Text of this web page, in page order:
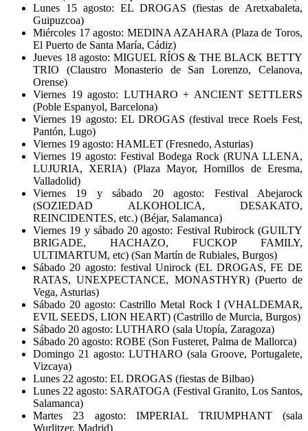
Lunes 15 agosto: EL DROGAS (fiestas de Aretxabaleta,
Guipuzcoa)
Miércoles 17 agosto: MEDINA AZAHARA (Plaza de Toros,
El Puerto de Santa María, Cádiz)
Jueves 18 agosto: MIGUEL RÍOS & THE BLACK BETTY
TRIO (Claustro Monasterio de San Lorenzo, Celanova,
Orense)
Viernes 19 agosto: LUTHARO + ANCIENT SETTLERS
(Poble Espanyol, Barcelona)
Viernes 19 agosto: EL DROGAS (festival trece Roels Fest,
Pantón, Lugo)
Viernes 19 agosto: HAMLET (Fresnedo, Asturias)
Viernes 19 agosto: Festival Bodega Rock (RUNA LLENA,
LUJURIA, XERIA) (Plaza Mayor, Hornillos de Eresma,
Valladolid)
Viernes 19 y sábado 20 agosto: Festival Abejarock
(SOZIEDAD ALKOHOLICA, DESAKATO,
REINCIDENTES, etc.) (Béjar, Salamanca)
Viernes 19 y sábado 20 agosto: Festival Rubirock (GUILTY
BRIGADE, HACHAZO, FUCKOP FAMILY,
ULTIMARTUM, etc) (San Martín de Rubiales, Burgos)
Sábado 20 agosto: festival Unirock (EL DROGAS, FE DE
RATAS, UNEXPECTANCE, MONASTHYR) (Puerto de
Vega, Asturias)
Sábado 20 agosto: Castrillo Metal Rock I (VHALDEMAR,
EVIL SEEDS, LION HEART) (Castrillo de Murcia, Burgos)
Sábado 20 agosto: LUTHARO (sala Utopía, Zaragoza)
Sábado 20 agosto: ROBE (Son Fusteret, Palma de Mallorca)
Domingo 21 agosto: LUTHARO (sala Groove, Portugalete,
Vizcaya)
Lunes 22 agosto: EL DROGAS (fiestas de Bilbao)
Lunes 22 agosto: SARATOGA (Festival Granito, Los Santos,
Salamanca)
Martes 23 agosto: IMPERIAL TRIUMPHANT (sala
Wurlitzer, Madrid)